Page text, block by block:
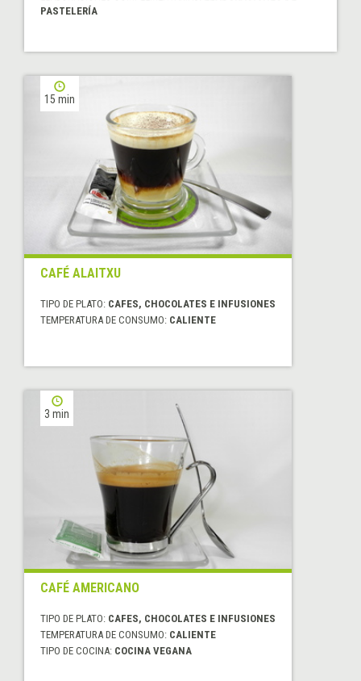
PASTELERÍA
15 min
CAFÉ ALAITXU
TIPO DE PLATO: CAFES, CHOCOLATES E INFUSIONES
TEMPERATURA DE CONSUMO: CALIENTE
3 min
CAFÉ AMERICANO
TIPO DE PLATO: CAFES, CHOCOLATES E INFUSIONES
TEMPERATURA DE CONSUMO: CALIENTE
TIPO DE COCINA: COCINA VEGANA